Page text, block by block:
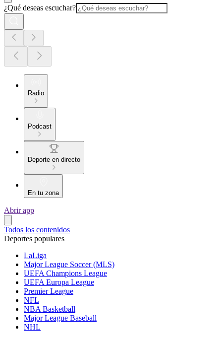
¿Qué deseas escuchar?
Radio
Podcast
Deporte en directo
En tu zona
Abrir app
Todos los contenidos
Deportes populares
LaLiga
Major League Soccer (MLS)
UEFA Champions League
UEFA Europa League
Premier League
NFL
NBA Basketball
Major League Baseball
NHL